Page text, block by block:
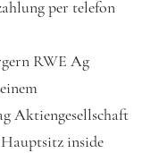
RWE Ag
Aktiengesellschaft
inside